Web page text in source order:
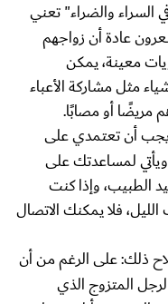
السراء والضراء" تعني
عادة أن زواجهم
معينة، يمكن
مثل مشاركة الأعباء
مريضًا أو مصابًا.
أن تعتمدي على
لمساعدتك على
الطبيب، وإذا كنت
فلا يمكنك الاتصال
ذلك: على الرغم من أن
المتزوج الذي